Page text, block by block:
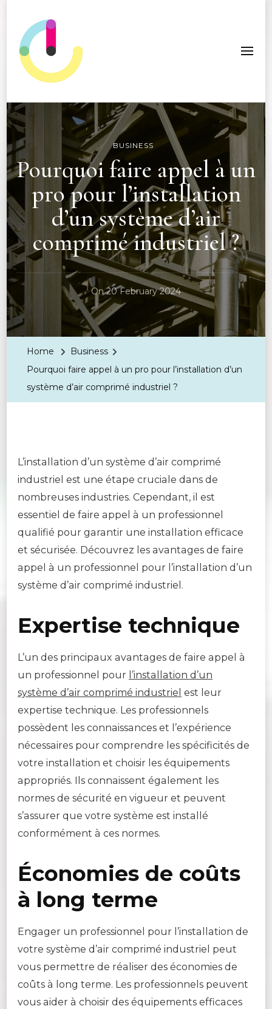
ICC Edition
BUSINESS
Pourquoi faire appel à un
pro pour l’installation
d’un système d’air
comprimé industriel ?
On20 February 2024
Home
Business
Pourquoi faire appel à un pro pour l’installation d’un
système d’air comprimé industriel ?
L’installation d’un système d’air comprimé
industriel est une étape cruciale dans de
nombreuses industries. Cependant, il est
essentiel de faire appel à un professionnel
qualifié pour garantir une installation efficace
et sécurisée. Découvrez les avantages de faire
appel à un professionnel pour l’installation d’un
système d’air comprimé industriel.
Expertise technique
L’un des principaux avantages de faire appel à
un professionnel pour l’installation d’un
système d’air comprimé industriel est leur
expertise technique. Les professionnels
possèdent les connaissances et l’expérience
nécessaires pour comprendre les spécificités de
votre installation et choisir les équipements
appropriés. Ils connaissent également les
normes de sécurité en vigueur et peuvent
s’assurer que votre système est installé
conformément à ces normes.
Économies de coûts
à long terme
Engager un professionnel pour l’installation de
votre système d’air comprimé industriel peut
vous permettre de réaliser des économies de
coûts à long terme. Les professionnels peuvent
vous aider à choisir des équipements efficaces